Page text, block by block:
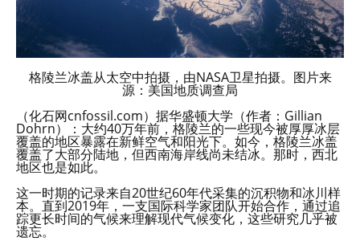
格陵兰冰盖从太空中拍摄，由NASA卫星拍摄。图片来
源：美国地质调查局
（化石网cnfossil.com）据华盛顿大学（作者：Gillian
Dohrn）：大约40万年前，格陵兰的一些现今被厚厚冰层
覆盖的地区暴露在新鲜空气和阳光下。如今，格陵兰冰盖
覆盖了大部分陆地，但西南海岸线尚未结冰。那时，西北
地区也是如此。
这一时期的记录来自20世纪60年代采集的沉积物和冰川样
本。直到2019年，一支国际科学家团队开始合作，通过追
踪更长时间的气候来理解现代气候变化，这些研究几乎被
遗忘。